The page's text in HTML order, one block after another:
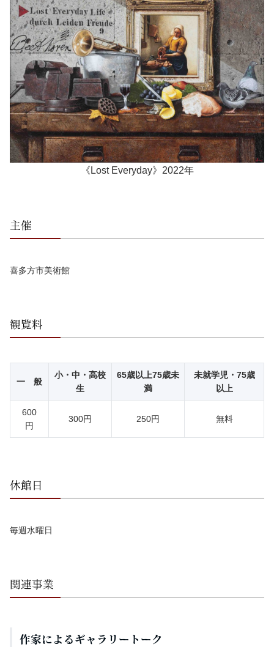
《Lost Everyday》2022年
主催
喜多方市美術館
観覧料
一 般
小・中・高校
生
65歳以上75歳未
満
未就学児・75歳
以上
600
円
300円 250円 無料
休館日
毎週水曜日
関連事業
作家によるギャラリートーク